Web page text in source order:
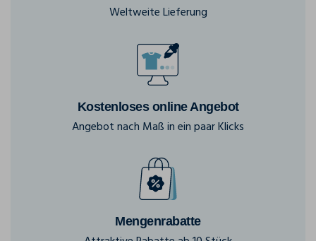
Weltweite Lieferung
Kostenloses online Angebot
Angebot nach Maß in ein paar Klicks
Mengenrabatte